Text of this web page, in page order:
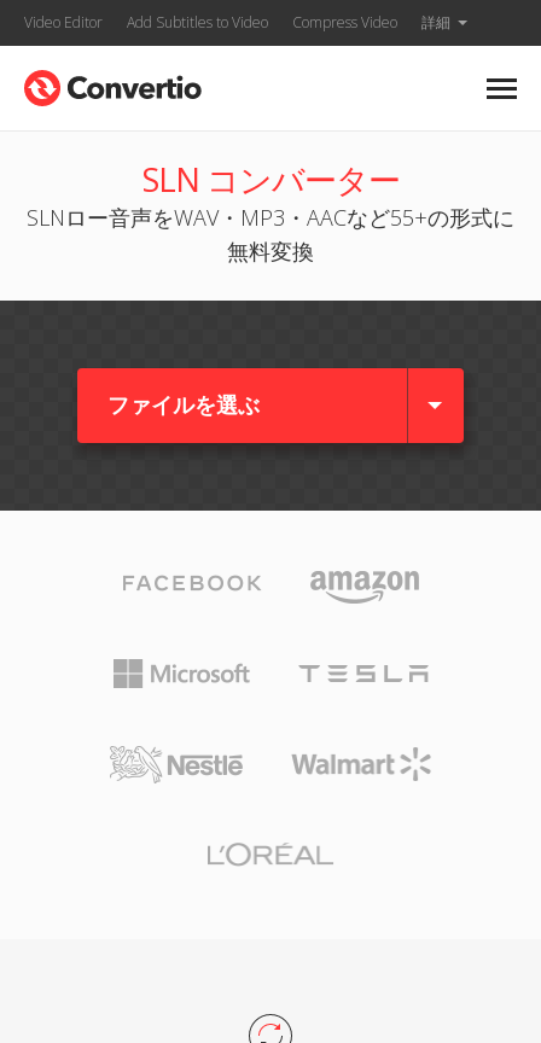
Video Editor Add Subtitles to Video Compress Video 詳細
SLN コンバーター
SLNロー音声をWAV・MP3・AACなど55+の形式に
無料変換
ファイルを選ぶ